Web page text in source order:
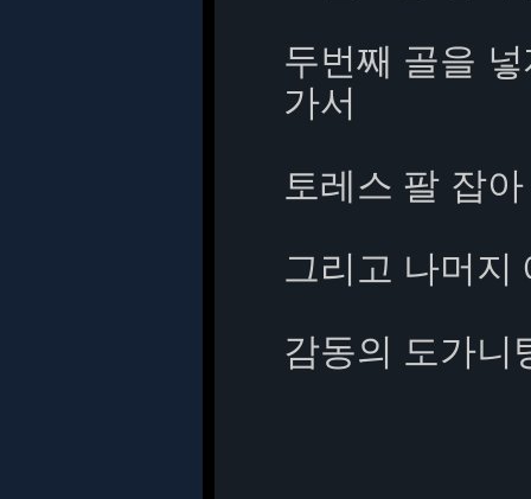
두번째 골을
가서
토레스 팔 잡
그리고 나머지
감동의 도가니